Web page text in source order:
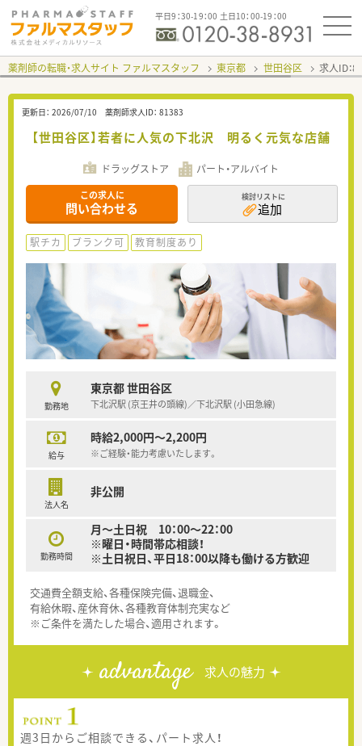
平日9：30-19：00 土日10：00-19：00
薬剤師の転職・求人サイト ファルマスタッフ 東京都 世田谷区 求人ID：
更新日： 2026/07/10 薬剤師求人ID： 81383
【世田谷区】若者に人気の下北沢 明るく元気な店舗
ドラッグストア パート・アルバイト
この求人に
問い合わせる
検討リストに
追加
駅チカ ブランク可 教育制度あり
勤務地
東京都 世田谷区
下北沢駅 (京王井の頭線)／下北沢駅 (小田急線)
給与
時給2,000円～2,200円
※ご経験・能力考慮いたします。
法人名
非公開
勤務時間
月～土日祝 10：00～22：00
※曜日・時間帯応相談！
※土日祝日、平日18：00以降も働ける方歓迎
交通費全額支給、各種保険完備、退職金、
有給休暇、産休育休、各種教育体制充実など
※ご条件を満たした場合、適用されます。
advantage 求人の魅力
週3日からご相談できる、パート求人！